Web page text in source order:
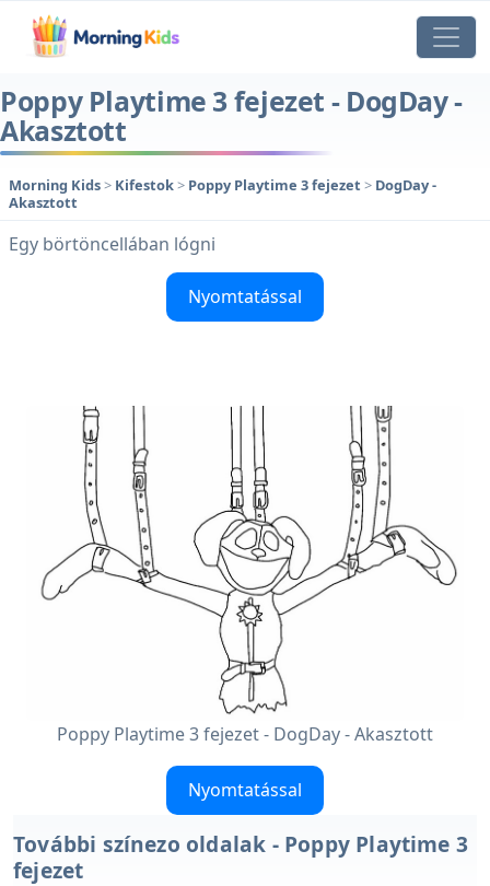
Poppy Playtime 3 fejezet - DogDay -
Akasztott
Morning Kids> Kifestok> Poppy Playtime 3 fejezet > DogDay -
Akasztott
Egy börtöncellában lógni
Nyomtatással
Poppy Playtime 3 fejezet - DogDay - Akasztott
Nyomtatással
További színezo oldalak - Poppy Playtime 3
fejezet